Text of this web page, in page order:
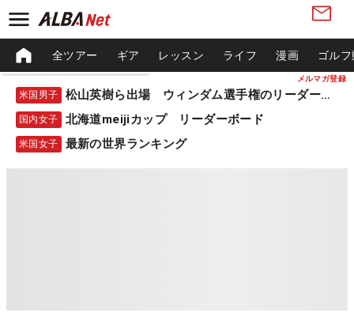
メルマガ登録
全ツアー ギア レッスン ライフ 漫画 ゴル
米国男子 松山英樹ら出場 ウィンダム選手権のリーダーボード
国内女子 北海道meijiカップ リーダーボード
米国女子 最新の世界ランキング